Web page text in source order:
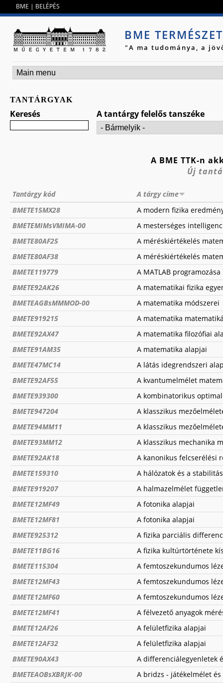
BME | BELÉPÉS
BME
"A ma tudománya, a
TANTÁRGYAK
Keresés A tantárgy felelős tanszéke
A BME TTK-n
Új
Tantárgy kód
A tárgy címe
BMETE15MX28
A modern fizika
BMETEMIMsVMIMA-00
A mesterséges
BMETE80AF25
A méréskiértékelés
BMETE80AF38
A méréskiértékelés
BMETE119779
A MATLAB programozása
BMETE92AK26
A matematikai fizika
BMETEAGBsMMMOD-00
A matematika módszerei
BMETE919215
A matematika
BMETE92AX47
A matematika filozófiai
BMETE91AM35
A matematika alapjai
BMETE47MC14
A látás idegrendszeri
BMETE92AF55
A kvantumelmélet
BMETE939300
A kombinatorikus
BMETE947204
A klasszikus
BMETE94MM11
A klasszikus
BMETE93MM12
A klasszikus mechanika
BMETE92AK18
A kanonikus felcserélési
BMETE159310
A hálózatok és a stabilitás
BMETE919207
A halmazelmélet
BMETE12MF49
A fotonika alapjai
BMETE12MF81
A fotonika alapjai
BMETE925312
A fizika parciális
BMETE11BG16
A fizika kultúrtörténete
BMETE115304
A femtoszekundumos
BMETE12MF43
A femtoszekundumos
BMETE12MF60
A femtoszekundumos
BMETE12MF41
A félvezető anyagok
BMETE12AF26
A felületfizika alapjai
BMETE12AF32
A felületfizika alapjai
BMETE90AX43
A differenciálegyenletek
BMETEAOBsXBRJK-00
A bridzs - játékelmélet és